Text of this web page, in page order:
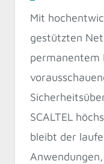
Mit
gestützten
permanentem
SCALTEL
bleibt der